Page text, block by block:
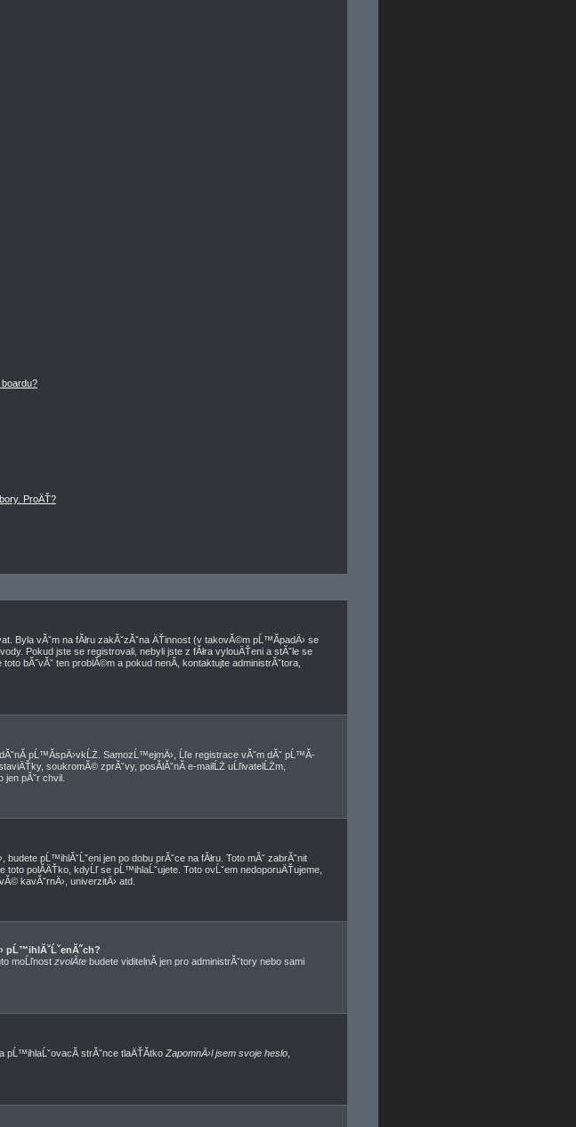
boardu?
ProÄŤ?
vĂˇm na fĂłru zakĂˇzĂˇna ÄŤinnost (v takovĂ©m pĹ™Ă­padÄ› se
Pokud jste se registrovali, nebyli jste z fĂłra vylouÄŤeni a stĂˇle se
bĂ˝vĂˇ ten problĂ©m a pokud nenĂ­, kontaktujte administrĂˇtora,
pĹ™Ă­spÄ›vkĹŻ. SamozĹ™ejmÄ›, Ĺľe registrace vĂˇm dĂˇ pĹ™Ă­
soukromĂ© zprĂˇvy, posĂ­lĂˇnĂ­ e-mailĹŻ uĹľivatelĹŻm,
pĂˇr chvil.
, budete pĹ™ihlĂˇĹˇeni jen po dobu prĂˇce na fĂłru. Toto mĂˇ zabrĂˇnit
toto polĂ­ÄŤko, kdyĹľ se pĹ™ihlaĹˇujete. Toto ovĹˇem nedoporuÄŤujeme,
kavĂˇrnÄ›, univerzitÄ› atd.
pĹ™ihlĂˇĹˇenĂ˝ch?
moĹľnost zvolĂ­te budete viditelnĂ­ jen pro administrĂˇtory nebo sami
pĹ™ihlaĹˇovacĂ­ strĂˇnce tlaÄŤĂ­tko ZapomnÄ›l jsem svoje heslo